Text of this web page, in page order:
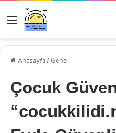
Menü
Anasayfa /Genel
Çocuk